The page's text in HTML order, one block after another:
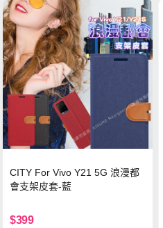
CITY For Vivo Y21 5G 浪漫都
會支架皮套-藍
$399